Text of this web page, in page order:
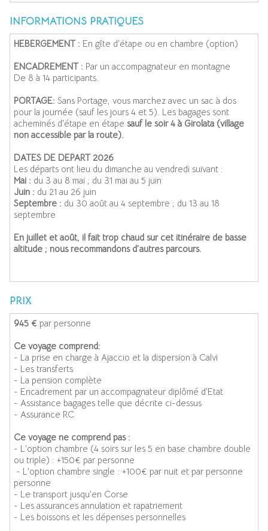
INFORMATIONS PRATIQUES
HEBERGEMENT : En gîte d'étape ou en chambre (option)
ENCADREMENT : Par un accompagnateur en montagne
De 8 à 14 participants.
PORTAGE: Sans Portage, vous marchez avec un sac à dos
pour la journée (sauf les jours 4 et 5). Les bagages sont
acheminés d'étape en étape sauf le soir 4 à Girolata (village
non accessible par la route).
DATES DE DEPART 2026
Les départs ont lieu du dimanche au vendredi suivant :
Mai : du 3 au 8 mai ; du 31 mai au 5 juin
Juin : du 21 au 26 juin
Septembre : du 30 août au 4 septembre ; du 13 au 18
septembre
En juillet et août, il fait trop chaud sur cet itinéraire de basse
altitude ; nous recommandons d’autres parcours.
PRIX
945 € par personne
Ce voyage comprend:
- La prise en charge à Ajaccio et la dispersion à Calvi
- Les transferts
- La pension complète
- Encadrement par un accompagnateur diplômé d'Etat
- Assistance bagages telle que décrite ci-dessus
- Assurance RC
Ce voyage ne comprend pas :
- L'option chambre (4 soirs sur les 5 en base chambre double
ou triple) : +150€ par personne
- L'option chambre single : +100€ par nuit et par personne
personne
- Le transport jusqu'en Corse
- Les assurances annulation et rapatriement
- Les boissons et les dépenses personnelles